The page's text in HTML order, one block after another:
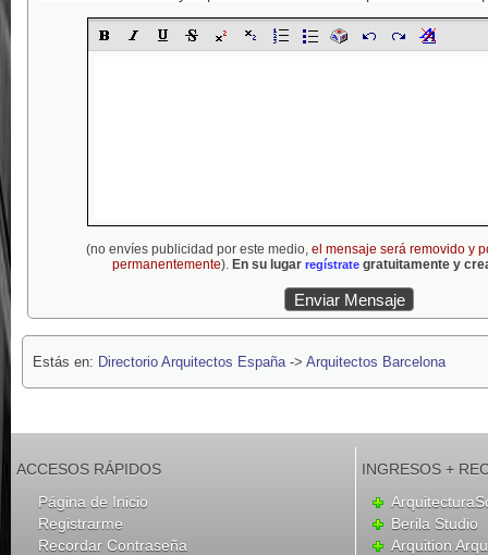
(no envíes publicidad por este medio, el mensaje será removido y
permanentemente). En su lugar regístrategratuitamente y
Estás en: Directorio Arquitectos España-> Arquitectos Barcelona
ACCESOS RÁPIDOS
Página de Inicio
Registrarme
Recordar Contraseña
INGRESOS +
Berila Studio
Arquition